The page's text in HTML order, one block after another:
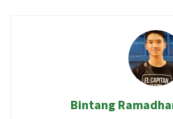
Bintang